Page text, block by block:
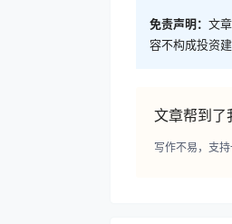
免责声明： 文
容不构成投资建
文章帮到了
写作不易，支持